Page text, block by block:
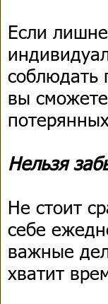
Если
соблюдать
вы
Нельзя
Не стоит
себе
важные
хватит